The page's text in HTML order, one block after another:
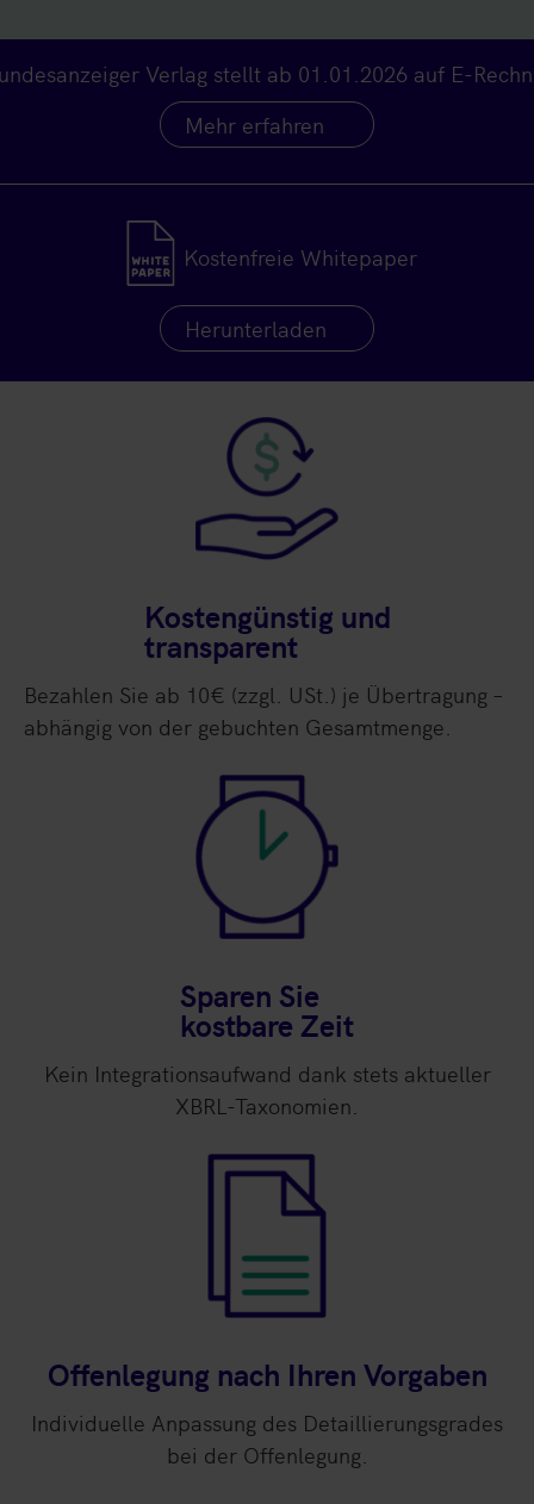
Verlag stellt ab 01.01.2026 auf E-
Mehr erfahren
Kostenfreie Whitepaper
Herunterladen
Kostengünstig und
transparent
Bezahlen Sie ab 10€ (zzgl. USt.) je Übertragung –
abhängig von der gebuchten Gesamtmenge.
Sparen Sie
kostbare Zeit
Kein Integrationsaufwand dank stets aktueller
XBRL-Taxonomien.
Offenlegung nach Ihren Vorgaben
Individuelle Anpassung des Detaillierungsgrades
bei der Offenlegung.